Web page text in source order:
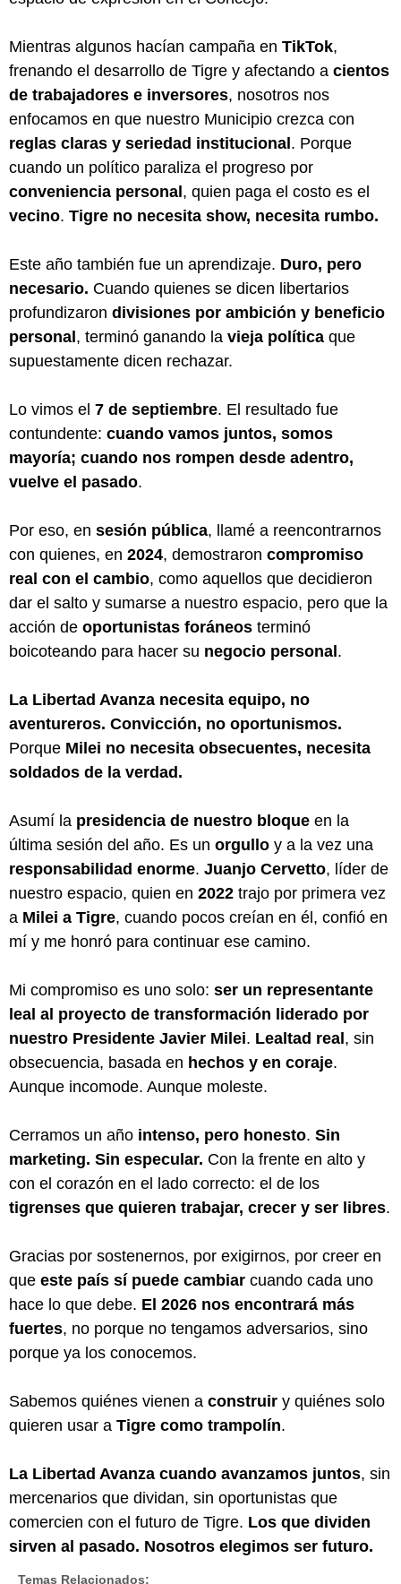
Mientras algunos hacían campaña en TikTok,
frenando el desarrollo de Tigre y afectando a cientos
de trabajadores e inversores, nosotros nos
enfocamos en que nuestro Municipio crezca con
reglas claras y seriedad institucional. Porque
cuando un político paraliza el progreso por
conveniencia personal, quien paga el costo es el
vecino. Tigre no necesita show, necesita rumbo.
Este año también fue un aprendizaje. Duro, pero
necesario. Cuando quienes se dicen libertarios
profundizaron divisiones por ambición y beneficio
personal, terminó ganando la vieja política que
supuestamente dicen rechazar.
Lo vimos el 7 de septiembre. El resultado fue
contundente: cuando vamos juntos, somos
mayoría; cuando nos rompen desde adentro,
vuelve el pasado.
Por eso, en sesión pública, llamé a reencontrarnos
con quienes, en 2024, demostraron compromiso
real con el cambio, como aquellos que decidieron
dar el salto y sumarse a nuestro espacio, pero que la
acción de oportunistas foráneos terminó
boicoteando para hacer su negocio personal.
La Libertad Avanza necesita equipo, no
aventureros. Convicción, no oportunismos.
Porque Milei no necesita obsecuentes, necesita
soldados de la verdad.
Asumí la presidencia de nuestro bloque en la
última sesión del año. Es un orgullo y a la vez una
responsabilidad enorme. Juanjo Cervetto, líder de
nuestro espacio, quien en 2022 trajo por primera vez
a Milei a Tigre, cuando pocos creían en él, confió en
mí y me honró para continuar ese camino.
Mi compromiso es uno solo: ser un representante
leal al proyecto de transformación liderado por
nuestro Presidente Javier Milei. Lealtad real, sin
obsecuencia, basada en hechos y en coraje.
Aunque incomode. Aunque moleste.
Cerramos un año intenso, pero honesto. Sin
marketing. Sin especular. Con la frente en alto y
con el corazón en el lado correcto: el de los
tigrenses que quieren trabajar, crecer y ser libres.
Gracias por sostenernos, por exigirnos, por creer en
que este país sí puede cambiar cuando cada uno
hace lo que debe. El 2026 nos encontrará más
fuertes, no porque no tengamos adversarios, sino
porque ya los conocemos.
Sabemos quiénes vienen a construir y quiénes solo
quieren usar a Tigre como trampolín.
La Libertad Avanza cuando avanzamos juntos, sin
mercenarios que dividan, sin oportunistas que
comercien con el futuro de Tigre. Los que dividen
sirven al pasado. Nosotros elegimos ser futuro.
Temas Relacionados: